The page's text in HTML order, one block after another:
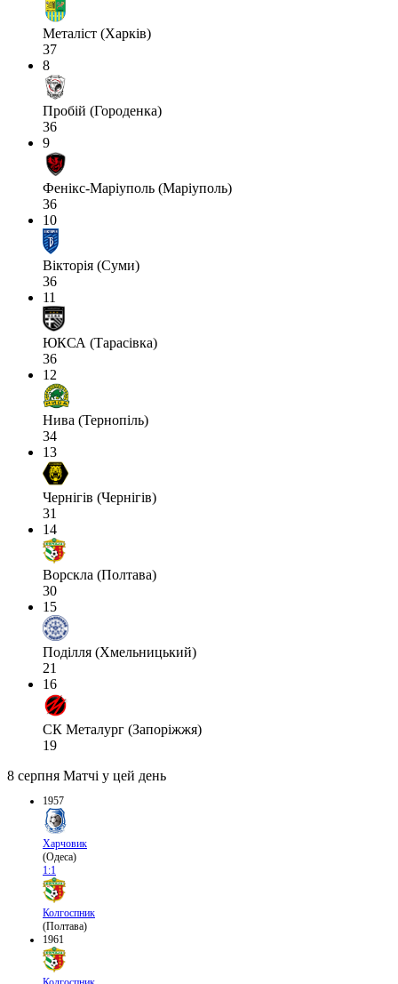
Металіст (Харків)
37
8
Пробій (Городенка)
36
9
Фенікс-Маріуполь (Маріуполь)
36
10
Вікторія (Суми)
36
11
ЮКСА (Тарасівка)
36
12
Нива (Тернопіль)
34
13
Чернігів (Чернігів)
31
14
Ворскла (Полтава)
30
15
Поділля (Хмельницький)
21
16
СК Металург (Запоріжжя)
19
8 серпня Матчі у цей день
1957
Харчовик
(Одеса)
1:1
Колгоспник
(Полтава)
1961